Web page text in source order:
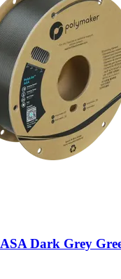
ASA Dark Grey